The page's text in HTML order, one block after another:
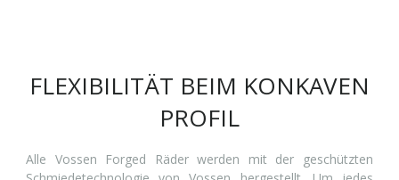
FLEXIBILITÄT BEIM KONKAVEN
PROFIL
Alle Vossen Forged Räder werden mit der geschützten